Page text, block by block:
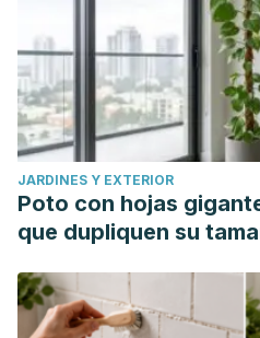
JARDINES Y EXTERIOR
Poto con hojas
que dupliquen su